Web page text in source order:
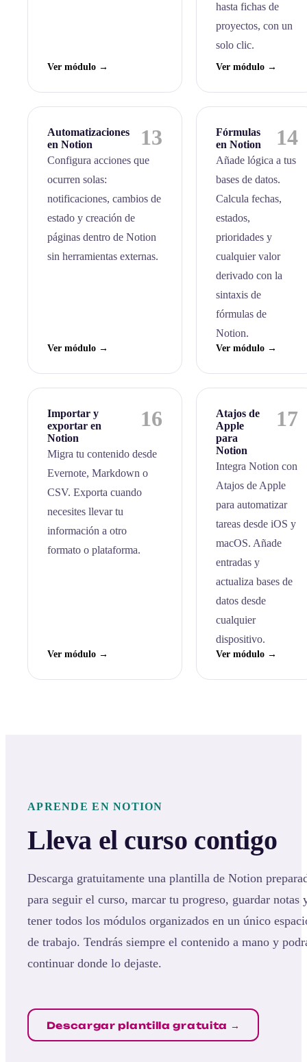
Ver módulo →
hasta fichas de
proyectos, con un
solo clic.
Ver módulo →
Automatizaciones
en Notion
13
Configura acciones que
ocurren solas:
notificaciones, cambios de
estado y creación de
páginas dentro de Notion
sin herramientas externas.
Ver módulo →
Fórmulas
en Notion
14
Añade lógica a tus
bases de datos.
Calcula fechas,
estados,
prioridades y
cualquier valor
derivado con la
sintaxis de
fórmulas de
Notion.
Ver módulo →
Importar y
exportar en
Notion
16
Migra tu contenido desde
Evernote, Markdown o
CSV. Exporta cuando
necesites llevar tu
información a otro
formato o plataforma.
Ver módulo →
Atajos de
Apple
para
Notion
17
Integra Notion con
Atajos de Apple
para automatizar
tareas desde iOS y
macOS. Añade
entradas y
actualiza bases de
datos desde
cualquier
dispositivo.
Ver módulo →
APRENDE EN NOTION
Lleva el curso contigo
Descarga gratuitamente una plantilla de Notion
para seguir el curso, marcar tu progreso, guardar notas
tener todos los módulos organizados en un único
de trabajo. Tendrás siempre el contenido a mano y
continuar donde lo dejaste.
Descargar plantilla gratuita →